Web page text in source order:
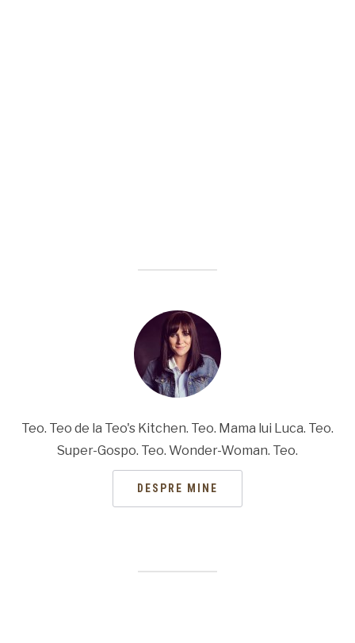
Teo. Teo de la Teo's Kitchen. Teo. Mama lui Luca. Teo.
Super-Gospo. Teo. Wonder-Woman. Teo.
DESPRE MINE